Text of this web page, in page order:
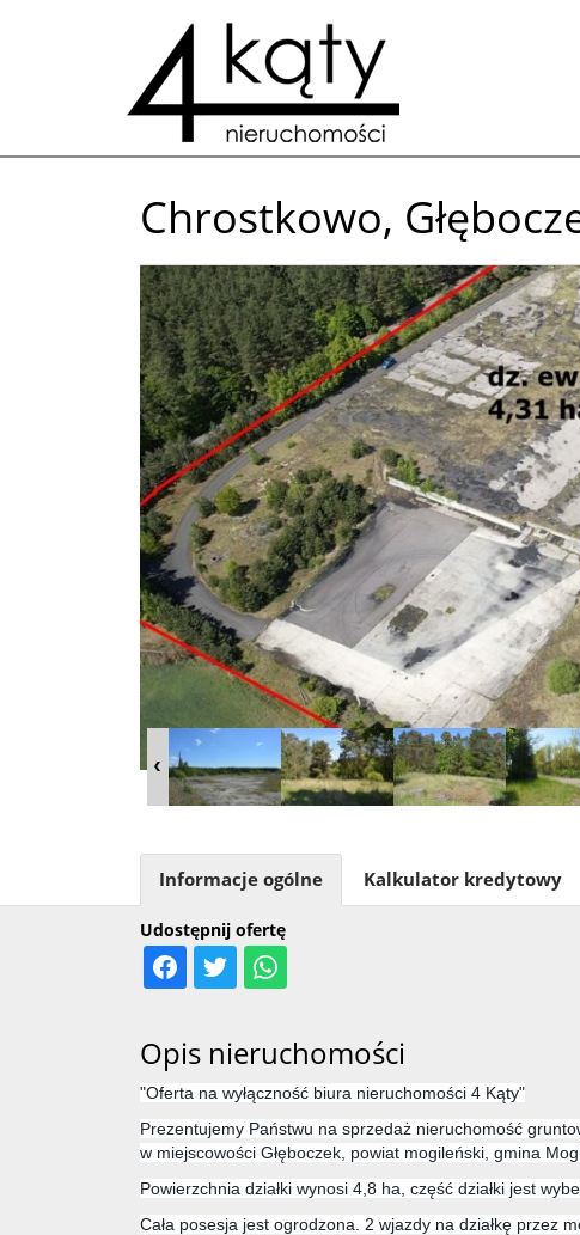
Chrostkowo,
Udostępnij ofertę
Informacje ogólne Kalkulator kredytowy
Opis nieruchomości
"Oferta na wyłączność biura nieruchomości 4 Kąty"
Prezentujemy Państwu na sprzedaż nieruchomość
w miejscowości Głęboczek, powiat mogileński, gmina
Powierzchnia działki wynosi 4,8 ha, część działki jest
Cała posesja jest ogrodzona. 2 wjazdy na działkę przez